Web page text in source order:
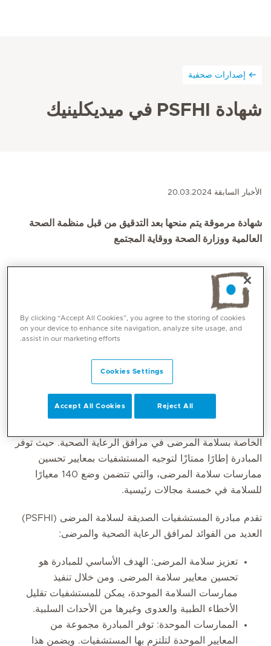
إصدارات صحفية
شهادة PSFHI في ميديكلينيك
الأخبار السابقة 20.03.2024
شهادة مرموقة يتم منحها بعد التدقيق من قبل منظمة الصحة
العالمية ووزارة الصحة ووقاية المجتمع
ميديكلينيك مستشفى المدينة أول مستشفى خاص في دولة
الإمارات العربية المتحدة يحصل على شهادة مرموقة لمبادرة
أيام من عمليات التدقيق الصارمة التي أجرتها منظمة الصحة
العالمية (WHO) ووزارة الصحة ووقاية المجتمع في دولة
في عام 2011 من قبل منظمة الصحة العالمية وتديرها وزارة
الصحة ووقاية المجتمع في دولة الإمارات العربية المتحدة.
الخاصة بسلامة المرضى في مرافق الرعاية الصحية. حيث توفر
المبادرة إطارًا ممتازًا لتوجيه المستشفيات بمعايير تحسين
ممارسات سلامة المرضى، والتي تتضمن وضع 140 معيارًا
للسلامة في خمسة مجالات رئيسية.
تقدم مبادرة المستشفيات الصديقة لسلامة المرضى (PSFHI)
العديد من الفوائد لمرافق الرعاية الصحية والمرضى:
تعزيز سلامة المرضى: الهدف الأساسي للمبادرة هو
تحسين معايير سلامة المرضى. ومن خلال تنفيذ
ممارسات السلامة الموحدة، يمكن للمستشفيات تقليل
الأخطاء الطبية والعدوى وغيرها من الأحداث السلبية.
الممارسات الموحدة: توفر المبادرة مجموعة من
المعايير الموحدة لتلتزم بها المستشفيات. ويضمن هذا
By clicking “Accept All Cookies”, you agree to the storing of cookies
on your device to enhance site navigation, analyze site usage, and
assist in our marketing efforts.
Cookies Settings
Reject All
Accept All Cookies